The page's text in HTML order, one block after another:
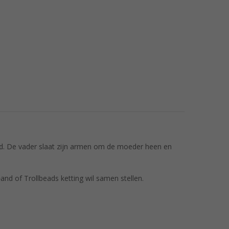
De vader slaat zijn armen om de moeder heen en
of Trollbeads ketting wil samen stellen.